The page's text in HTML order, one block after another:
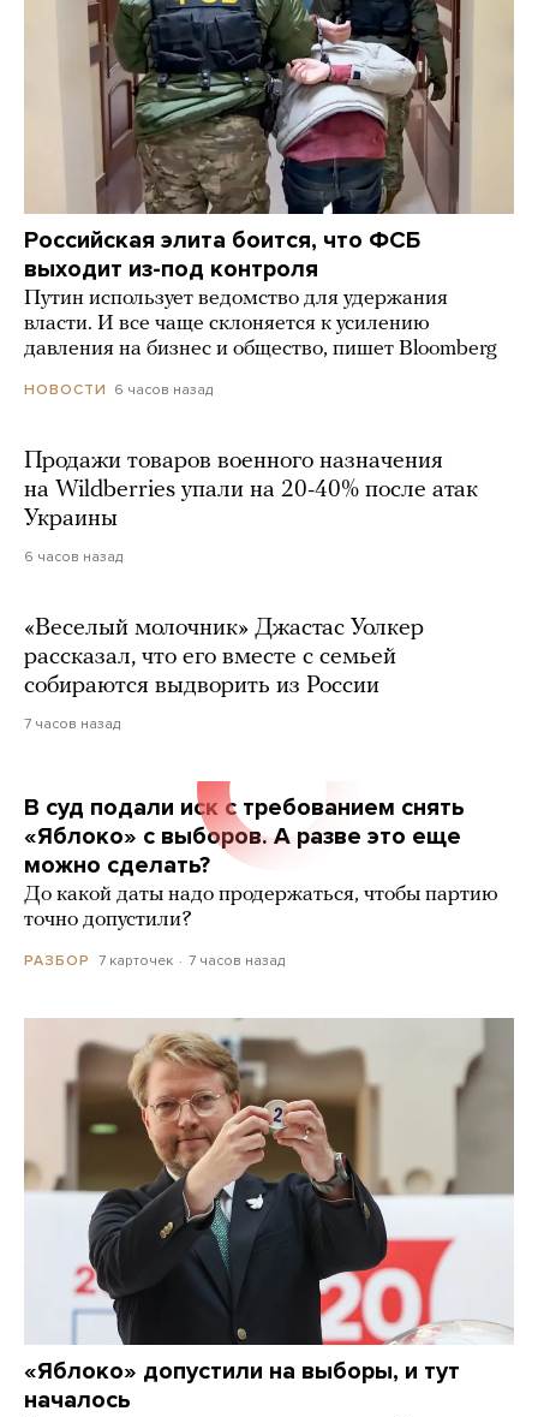
Российская элита боится, что ФСБ
выходит из-под контроля
Путин использует ведомство для удержания
власти. И все чаще склоняется к усилению
давления на бизнес и общество, пишет Bloomberg
НОВОСТИ 6 часов назад
Продажи товаров военного назначения
на Wildberries упали на 20-40% после атак
Украины
6 часов назад
«Веселый молочник» Джастас Уолкер
рассказал, что его вместе с семьей
собираются выдворить из России
7 часов назад
В суд подали иск с требованием снять
«Яблоко» с выборов. А разве это еще
можно сделать?
До какой даты надо продержаться, чтобы партию
точно допустили?
РАЗБОР 7 карточек 7 часов назад
«Яблоко» допустили на выборы, и тут
началось